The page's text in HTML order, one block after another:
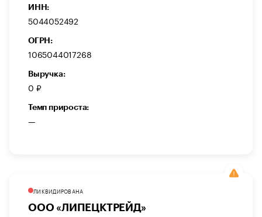
ИНН:
5044052492
ОГРН:
1065044017268
Выручка:
0 ₽
Темп прироста:
—
ЛИКВИДИРОВАНА
ООО «ЛИПЕЦКТРЕЙД»